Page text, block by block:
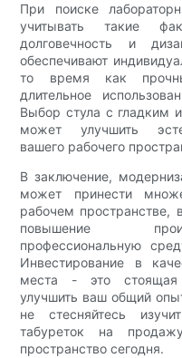
При поиске
учитывать такие
долговечность и
обеспечивают
то время как
длительное
Выбор стула с гладким
может улучшить
вашего рабочего
В заключение,
может принести
рабочем пространстве,
повышение
профессиональную
Инвестирование в
места - это стоящая
улучшить ваш общий
не стесняйтесь
табуреток на
пространство сегодня.